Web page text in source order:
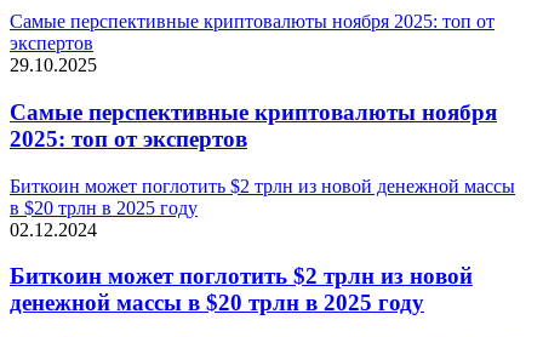
Самые перспективные криптовалюты ноября 2025: топ от
экспертов
29.10.2025
Самые перспективные криптовалюты ноября
2025: топ от экспертов
Биткоин может поглотить $2 трлн из новой денежной массы
в $20 трлн в 2025 году
02.12.2024
Биткоин может поглотить $2 трлн из новой
денежной массы в $20 трлн в 2025 году